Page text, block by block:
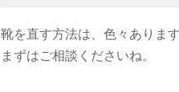
靴を直す方法は、色々ありま
まずはご相談くださいね。